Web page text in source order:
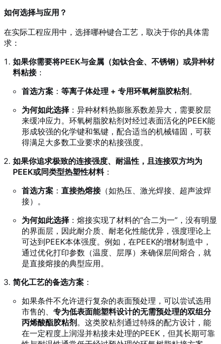
如何选择与应用？
在实际工程应用中，选择哪种键合工艺，取决于你的具体需
求：
如果你需要将PEEK与金属（如钛合金、不锈钢）或异种材
料粘接：
首选方案 ： 等离子体处理 + 专用环氧树脂胶粘剂。
为何如此选择 ：异种材料热膨胀系数差异大，需要胶层
来缓冲应力。环氧树脂胶粘剂对经过表面活化的PEEK能
形成较强的化学键和氢键，配合适当的机械锚固，可获
得满足大多数工业要求的粘接强度。
如果你追求极致的连接强度、耐温性，且连接双方均为
PEEK或同类型热塑性材料：
首选方案 ： 直接热熔接（如热压、激光焊接、超声波焊
接）。
为何如此选择 ：熔接实现了材料的“合二为一”，没有明显
的界面层，因此耐介质、耐老化性能优异，强度理论上
可达到PEEK本体强度。例如，在PEEK的增材制造中，
通过优化打印参数（温度、层厚）来确保层间熔合，就
是直接熔接的典型应用。
简化工艺的备选方案 ：
如果条件不允许进行复杂的表面预处理，可以尝试选用
市售的、 专为低表面能塑料设计的无需预处理的双组分
丙烯酸酯胶粘剂。这类胶粘剂通过特殊的配方设计，能
在一定程度上润湿并粘接未处理的PEEK，但其长期可靠